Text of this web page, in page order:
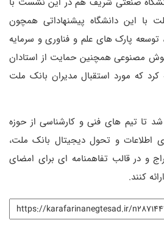
با این دانشگاه پیشنهاداتی همچون
پارک های علم و فناوری و سرمایه
مصنوعی همچنین حمایت از استادان
کرد که مورد استقبال مدیران بانک ملت
تا تیم های فنی و کارشناسی از حوزه
اطلاعات و تحول دیجیتال بانک ملت،
و در قالب تفاهمنامه ای برای امضای
کنند.